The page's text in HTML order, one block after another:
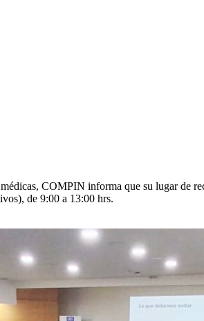
COMPIN informa que su lugar
de 9:00 a 13:00 hrs.